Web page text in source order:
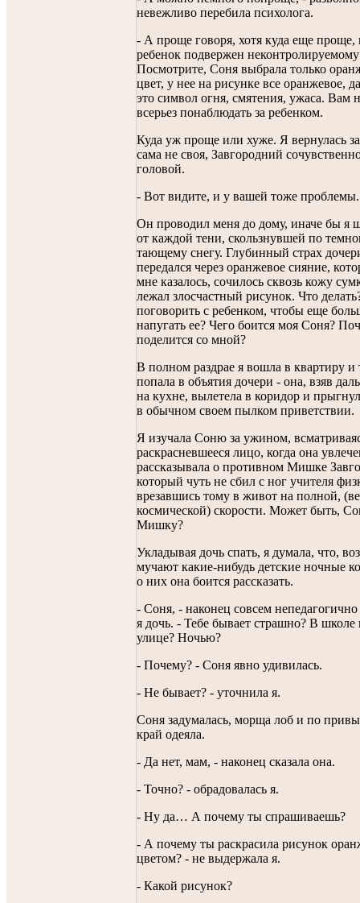
невежливо перебила психолога.
- А проще говоря, хотя куда еще проще,
ребенок подвержен неконтролируемому
Посмотрите, Соня выбрала только
цвет, у нее на рисунке все оранжевое,
это символ огня, смятения, ужаса. Вам
всерьез понаблюдать за ребенком.
Куда уж проще или хуже. Я вернулась
сама не своя, Завгородний
головой.
- Вот видите, и у вашей тоже проблемы.
Он проводил меня до дому, иначе бы я
от каждой тени, скользнувшей по
тающему снегу. Глубинный страх
передался через оранжевое сияние,
мне казалось, сочилось сквозь кожу
лежал злосчастный рисунок. Что
поговорить с ребенком, чтобы еще
напугать ее? Чего боится моя Соня?
поделится со мной?
В полном раздрае я вошла в квартиру и
попала в объятия дочери - она, взяв
на кухне, вылетела в коридор и
в обычном своем пылком приветствии.
Я изучала Соню за ужином,
раскрасневшееся лицо, когда она
рассказывала о противном Мишке
который чуть не сбил с ног учителя
врезавшись тому в живот на полной,
космической) скорости. Может быть,
Мишку?
Укладывая дочь спать, я думала, что,
мучают какие-нибудь детские ночные
о них она боится рассказать.
- Соня, - наконец совсем
я дочь. - Тебе бывает страшно? В школе
улице? Ночью?
- Почему? - Соня явно удивилась.
- Не бывает? - уточнила я.
Соня задумалась, морща лоб и по
край одеяла.
- Да нет, мам, - наконец сказала она.
- Точно? - обрадовалась я.
- Ну да… А почему ты спрашиваешь?
- А почему ты раскрасила рисунок
цветом? - не выдержала я.
- Какой рисунок?